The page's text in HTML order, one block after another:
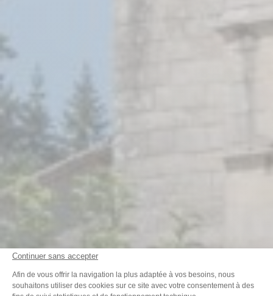
Continuer sans accepter
Plateforme de Gestion du
Afin de vous offrir la navigation la plus adaptée à vos besoins, nous
souhaitons utiliser des cookies sur ce site avec votre consentement à des